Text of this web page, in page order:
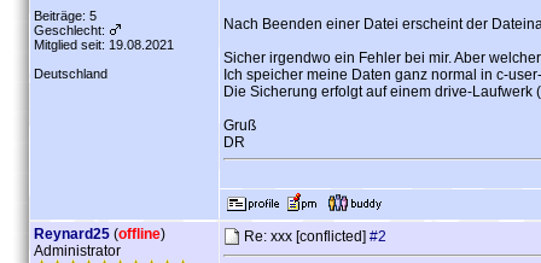
Beiträge: 5
Geschlecht:
Mitglied seit: 19.08.2021
Deutschland
Nach Beenden einer Datei erscheint der
Sicher irgendwo ein Fehler bei mir. Aber
Ich speicher meine Daten ganz normal in c-
Die Sicherung erfolgt auf einem drive-Laufwerk
Gruß
DR
Reynard25 (offline)
Administrator
Re: xxx [conflicted] #2